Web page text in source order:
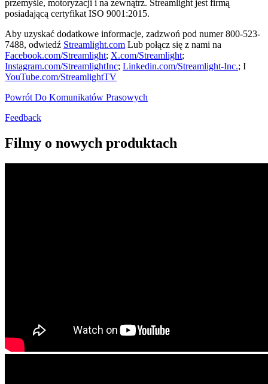
przemyśle, motoryzacji i na zewnątrz. Streamlight jest firmą
posiadającą certyfikat ISO 9001:2015.
Aby uzyskać dodatkowe informacje, zadzwoń pod numer 800-523-
7488, odwiedź Streamlight.com Lub połącz się z nami na
Facebook.com/Streamlight; X.com/Streamlight;
Instagram.com/StreamlightInc; Linkedin.com/Streamlight-Inc.; I
YouTube.com/StreamlightTV
Powrót Do Komunikatów Prasowych
Feedback
Filmy o nowych produktach